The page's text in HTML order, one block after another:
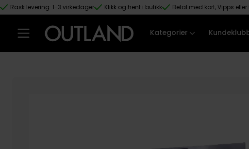
Hopp til hovedinnhold
Rask levering: 1-3 virkedager Klikk og hent i butikk Betal med kort, Vipps
Kategorier